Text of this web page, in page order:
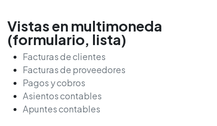
Vistas en multimoneda
(formulario, lista)
Facturas de clientes
Facturas de proveedores
Pagos y cobros
Asientos contables
Apuntes contables